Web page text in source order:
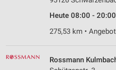
Heute 08:00 -
275,53 km •
Rossmann
Verwendung reduzierter Daten